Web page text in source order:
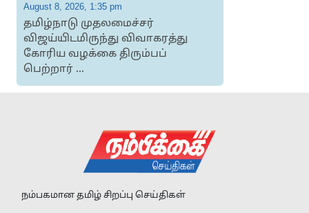
August 8, 2026, 1:35 pm
தமிழ்நாடு முதலமைச்சர்
விஜய்யிடமிருந்து விவாகரத்து
கோரிய வழக்கை திரும்பப்
பெற்றார் ...
நம்பகமான தமிழ் சிறப்பு செய்திகள்